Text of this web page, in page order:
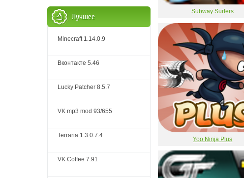
Subway Surfers
Yoo Ninja Plus
Лучшее
Minecraft 1.14.0.9
Вконтакте 5.46
Lucky Patcher 8.5.7
VK mp3 mod 93/655
Terraria 1.3.0.7.4
VK Coffee 7.91